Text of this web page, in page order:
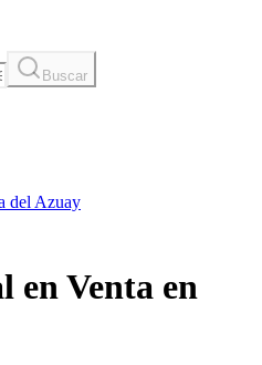
Buscar
del Azuay
en Venta en